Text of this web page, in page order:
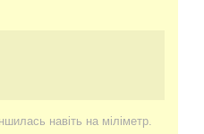
навіть на міліметр.